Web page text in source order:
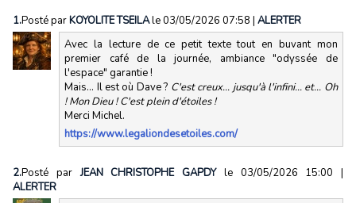
1.Posté parKOYOLITE TSEILAle 03/05/2026 07:58 | ALERTER
Avec la lecture de ce petit texte tout en buvant mon
premier café de la journée, ambiance "odyssée de
l'espace" garantie !
Mais... Il est où Dave ? C'est creux... jusqu'à l'infini... et... Oh
! Mon Dieu ! C'est plein d'étoiles !
Merci Michel.
https://www.legaliondesetoiles.com/
2.Posté parJEAN CHRISTOPHE GAPDY le 03/05/2026 15:00 |
ALERTER